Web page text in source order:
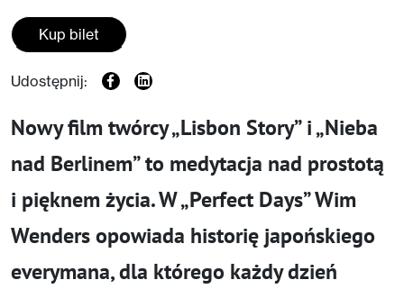
Kup bilet
Udostępnij:
Nowy film twórcy „Lisbon Story” i „Nieba
nad Berlinem” to medytacja nad prostotą
i pięknem życia. W „Perfect Days” Wim
Wenders opowiada historię japońskiego
everymana, dla którego każdy dzień